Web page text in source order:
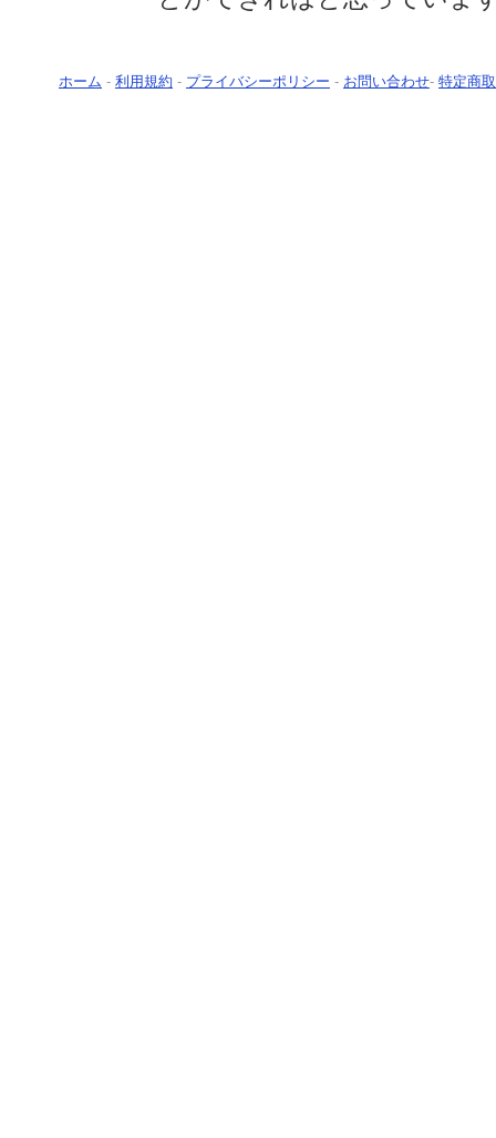
ホーム - 利用規約 - プライバシーポリシー - お問い合わせ- 特定商